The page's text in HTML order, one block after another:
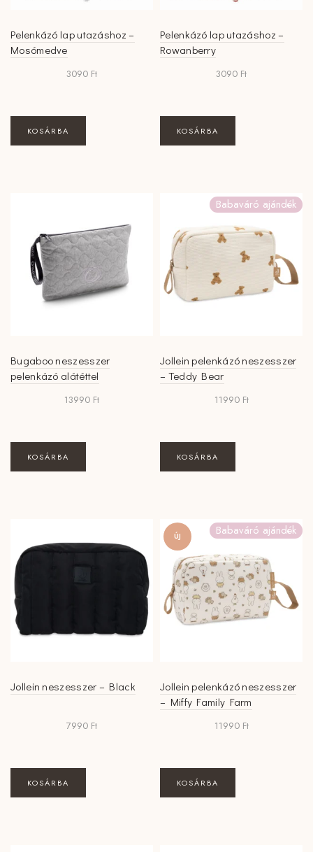
Pelenkázó lap utazáshoz –
Mosómedve
3090 Ft
KOSÁRBA
Pelenkázó lap utazáshoz –
Rowanberry
3090 Ft
KOSÁRBA
Bugaboo neszesszer
pelenkázó alátéttel
13990 Ft
KOSÁRBA
Babaváró ajándék
Jollein pelenkázó neszesszer
– Teddy Bear
11990 Ft
KOSÁRBA
Jollein neszesszer – Black
7990 Ft
KOSÁRBA
ÚJ Babaváró ajándék
Jollein pelenkázó neszesszer
– Miffy Family Farm
11990 Ft
KOSÁRBA